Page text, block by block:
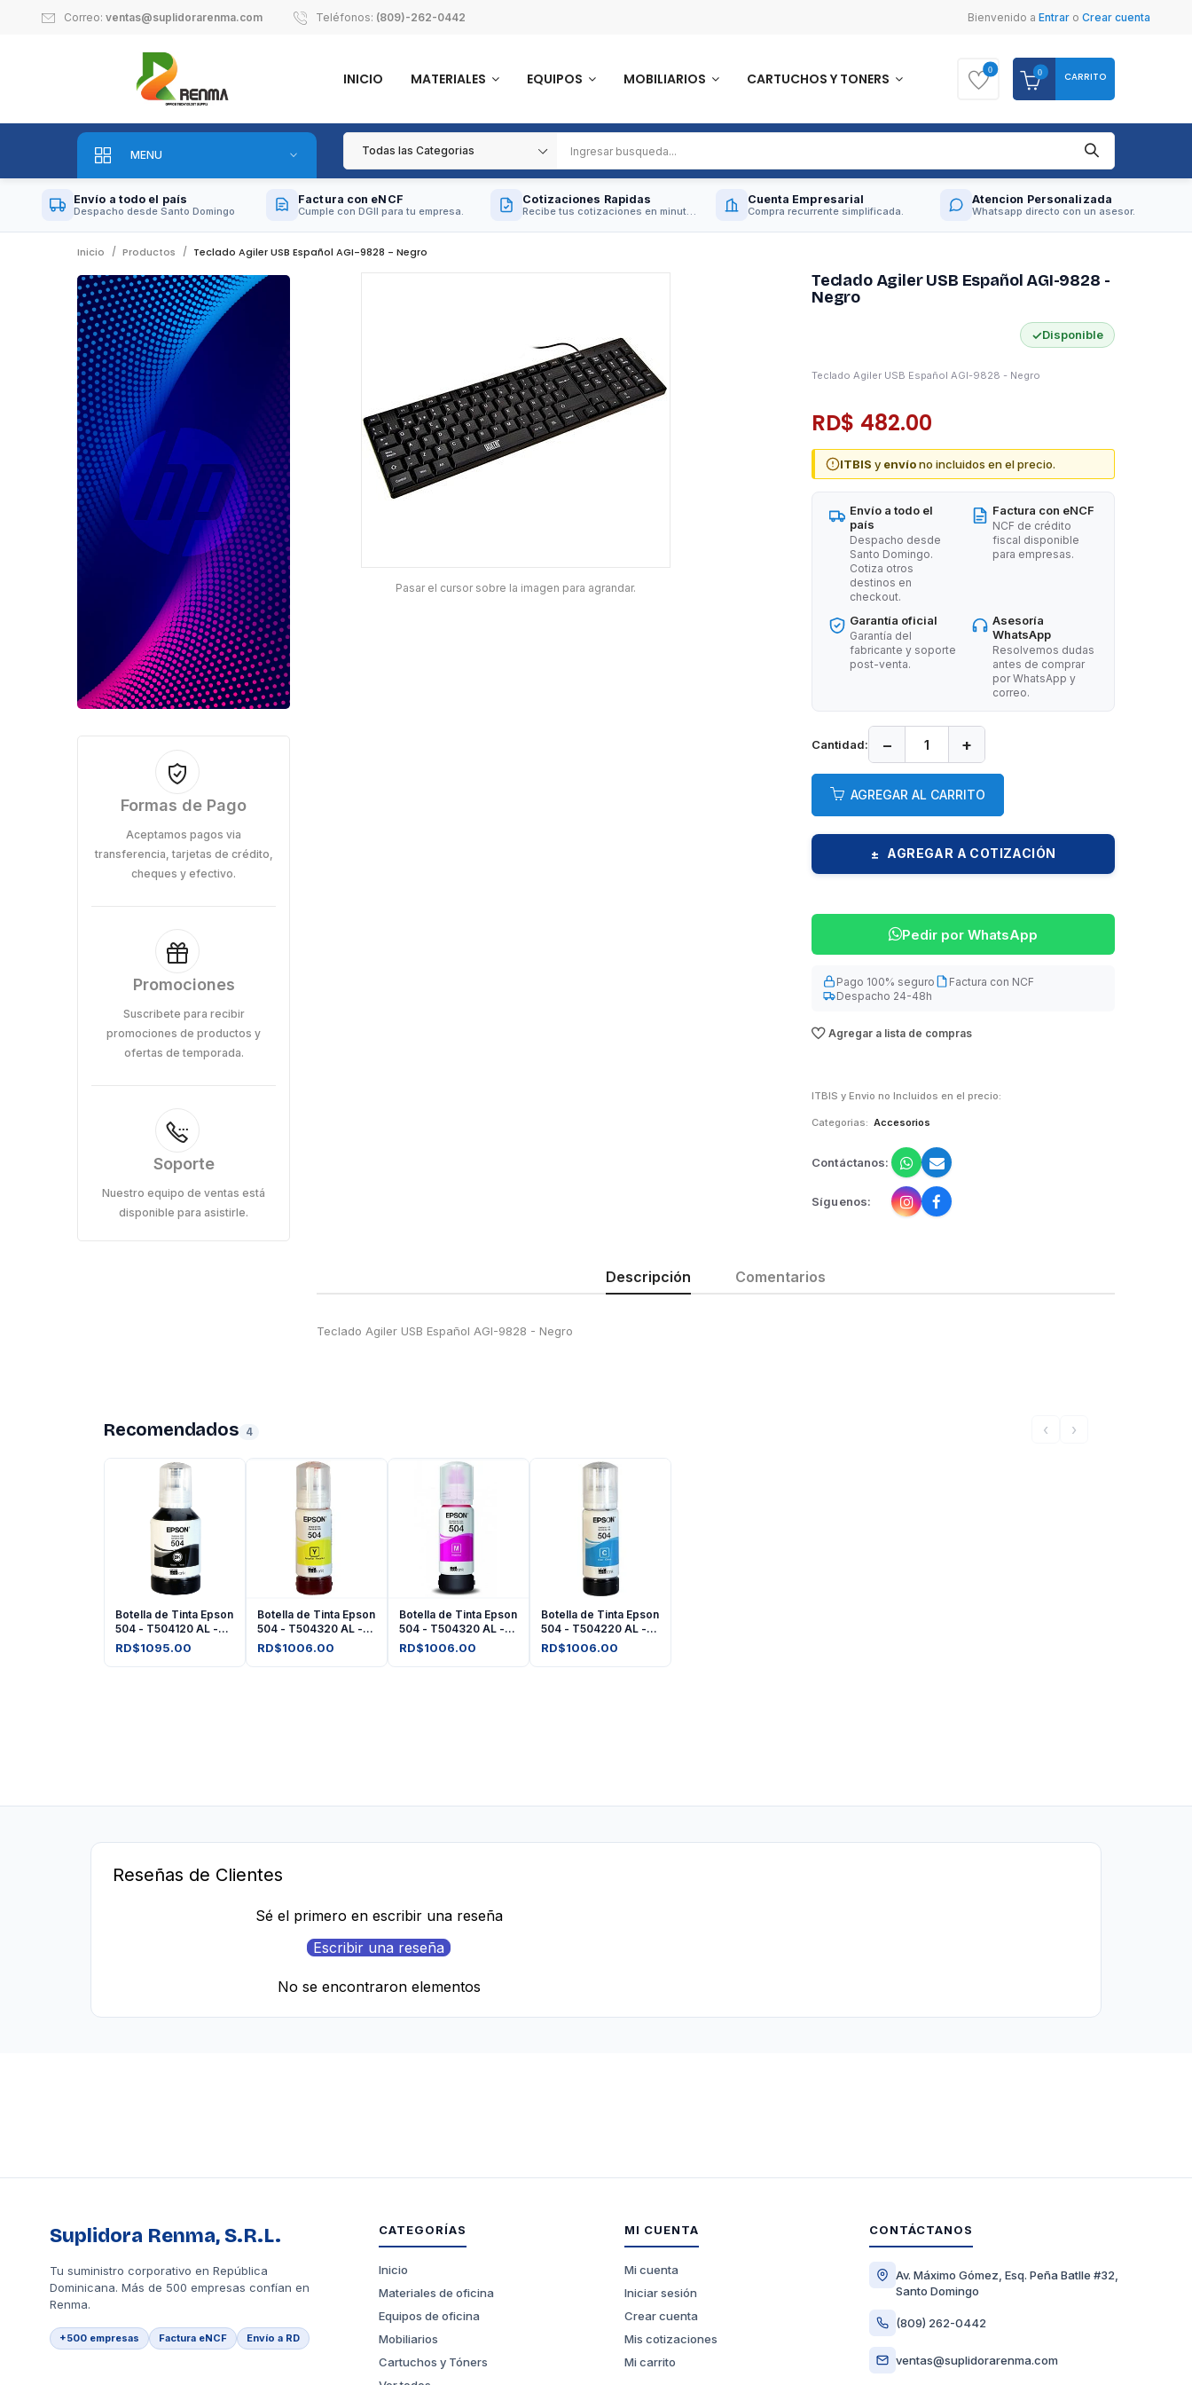
Correo: ventas@suplidorarenma.com Teléfonos: (809)-262-0442 Bienvenido a Entrar o Crear cuenta
INICIO MATERIALES EQUIPOS MOBILIARIOS CARTUCHOS Y TONERS
0 0 CARRITO
MENU
Envío a todo el país
Despacho desde Santo Domingo
Factura con eNCF
Cumple con DGII para tu empresa.
Cotizaciones Rapidas
Recibe tus cotizaciones en minutos.
Cuenta Empresarial
Compra recurrente simplificada.
Atencion Personalizada
Whatsapp directo con un asesor.
Inicio Productos Teclado Agiler USB Español AGI-9828 - Negro
Pasar el cursor sobre la imagen para agrandar.
Teclado Agiler USB Español AGI-9828 -
Negro
✓Disponible
Teclado Agiler USB Español AGI-9828 - Negro
RD$ 482.00
ITBIS y envíono incluidos en el precio.
Envío a todo el
país
Despacho desde
Santo Domingo.
Cotiza otros
destinos en
checkout.
Factura con eNCF
NCF de crédito
fiscal disponible
para empresas.
Garantía oficial
Garantía del
fabricante y soporte
post-venta.
Asesoría
WhatsApp
Resolvemos dudas
antes de comprar
por WhatsApp y
correo.
Cantidad: − +
AGREGAR AL CARRITO
± AGREGAR A COTIZACIÓN
Pedir por WhatsApp
Pago 100% seguro
Factura con NCF
Despacho 24-48h
Agregar a lista de compras
ITBIS y Envio no Incluidos en el precio:
Categorias: Accesorios
Contáctanos:
Síguenos:
Descripción Comentarios
Teclado Agiler USB Español AGI-9828 - Negro
Formas de Pago
Aceptamos pagos via
transferencia, tarjetas de crédito,
cheques y efectivo.
Promociones
Suscribete para recibir
promociones de productos y
ofertas de temporada.
Soporte
Nuestro equipo de ventas está
disponible para asistirle.
Recomendados 4 ‹ ›
Botella de Tinta Epson
504 - T504120 AL -
Negro
RD$1095.00
Botella de Tinta Epson
504 - T504320 AL -
Amarilla
RD$1006.00
Botella de Tinta Epson
504 - T504320 AL -
Magenta
RD$1006.00
Botella de Tinta Epson
504 - T504220 AL -
Cyan
RD$1006.00
Reseñas de Clientes
Sé el primero en escribir una reseña
Escribir una reseña
No se encontraron elementos
Suplidora Renma, S.R.L.
Tu suministro corporativo en República
Dominicana. Más de 500 empresas confían en
Renma.
+500 empresas Factura eNCF Envío a RD
CATEGORÍAS
Inicio
Materiales de oficina
Equipos de oficina
Mobiliarios
Cartuchos y Tóners
MI CUENTA
Mi cuenta
Iniciar sesión
Crear cuenta
Mis cotizaciones
Mi carrito
CONTÁCTANOS
Av. Máximo Gómez, Esq. Peña Batlle #32,
Santo Domingo
(809) 262-0442
ventas@suplidorarenma.com